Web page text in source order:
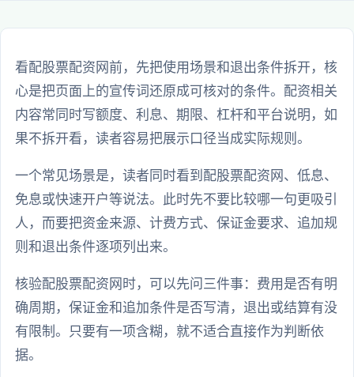
看配股票配资网前，先把使用场景和退出条件拆开，核
心是把页面上的宣传词还原成可核对的条件。配资相关
内容常同时写额度、利息、期限、杠杆和平台说明，如
果不拆开看，读者容易把展示口径当成实际规则。
一个常见场景是，读者同时看到配股票配资网、低息、
免息或快速开户等说法。此时先不要比较哪一句更吸引
人，而要把资金来源、计费方式、保证金要求、追加规
则和退出条件逐项列出来。
核验配股票配资网时，可以先问三件事：费用是否有明
确周期，保证金和追加条件是否写清，退出或结算有没
有限制。只要有一项含糊，就不适合直接作为判断依
据。